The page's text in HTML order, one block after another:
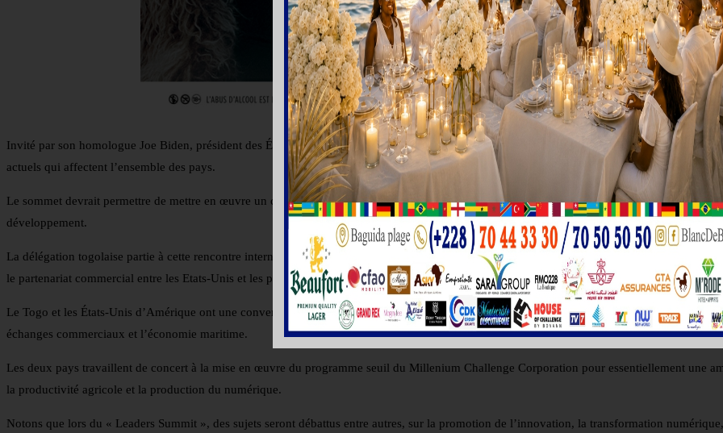
Invité par son homologue Joe Biden, président des États-Unis d’Amérique, ils vont ensemble réfléchir pour ajuster les priorités de
actuels qui affectent l’ensemble des pays.
Le sommet devrait permettre de mettre en œuvre un cadre de partenariat, qui s’appuiera sur les valeurs de paix, de démocratie, des droits de
développement.
La délégation togolaise partie à cette rencontre internationale participera lors de ces 3 jours de travaux à un forum d’affaires en vue de
le partenariat commercial entre les Etats-Unis et les pays d’Afrique.
Le Togo et les États-Unis d’Amérique ont une convergence de vues sur les grands enjeux mondiaux, précisément, le maintien de la paix et de
échanges commerciaux et l’économie maritime.
Les deux pays travaillent de concert à la mise en œuvre du programme seuil du Millenium Challenge Corporation pour essentiellement une
la productivité agricole et la production du numérique.
Notons que lors du « Leaders Summit », des sujets seront débattus entre autres, sur la promotion de l’innovation, la transformation